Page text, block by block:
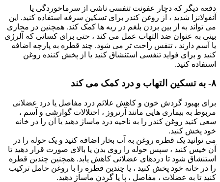
دفعه دیگر که دچار عفونت تنفسی ناشی از سرماخوردگی یا
آنفولانزا شدید ، از روغن کندر برای تسکین سرفه استفاده کنید. این
می تواند به از بین بردن بلغم در ریه ها کمک کند. همچنین در مجاری
بینی به عنوان ضد التهاب عمل می کند ، حتی برای کسانی که آلرژی
یا آسم دارند ، تنفس راحت تر می شود. چند قطره به پارچه اضافه
کنید و برای فواید تنفسی استنشاق کنید یا از پخش کننده روغن
استفاده کنید.
۸- به تسکین التهاب و درد کمک می کند
برای بهبود گردش خون و کاهش علائم درد مفاصل یا درد عضلانی
مربوط به بیماری هایی مانند آرتروز ، اختلالات گوارشی و آسم ،
سعی کنید روغن کندر را به ناحیه درد ماساژ دهید یا آن را در خانه
خود پخش کنید.
می توانید یک قطره روغن به آب بخار اضافه کنید و یک حوله را در
آن خیس کنید ، سپس حوله را روی بدن یا بالای صورت قرار دهید تا
استنشاق شود تا دردهای عضلانی کاهش یابد. همچنین چندین قطره
را در خانه خود پخش کنید ، یا چندین قطره را با روغن حامل ترکیب
کنید تا به عضلات ، مفاصل ، پا یا گردن ماساژ دهید.